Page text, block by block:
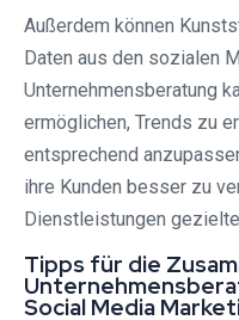
Außerdem können
Daten aus den sozialen
Unternehmensberatung
ermöglichen, Trends zu
entsprechend
ihre Kunden besser zu
Dienstleistungen
Tipps für die
Social Media